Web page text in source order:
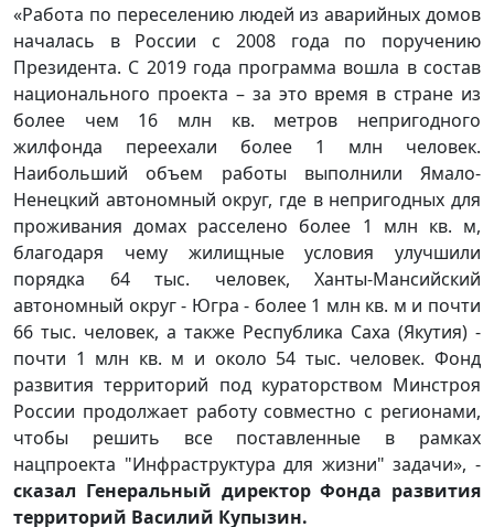
«Работа по переселению людей из аварийных домов
началась в России с 2008 года по поручению
Президента. С 2019 года программа вошла в состав
национального проекта – за это время в стране из
более чем 16 млн кв. метров непригодного
жилфонда переехали более 1 млн человек.
Наибольший объем работы выполнили Ямало-
Ненецкий автономный округ, где в непригодных для
проживания домах расселено более 1 млн кв. м,
благодаря чему жилищные условия улучшили
порядка 64 тыс. человек, Ханты-Мансийский
автономный округ - Югра - более 1 млн кв. м и почти
66 тыс. человек, а также Республика Саха (Якутия) -
почти 1 млн кв. м и около 54 тыс. человек. Фонд
развития территорий под кураторством Минстроя
России продолжает работу совместно с регионами,
чтобы решить все поставленные в рамках
нацпроекта "Инфраструктура для жизни" задачи», -
сказал Генеральный директор Фонда развития
территорий Василий Купызин.